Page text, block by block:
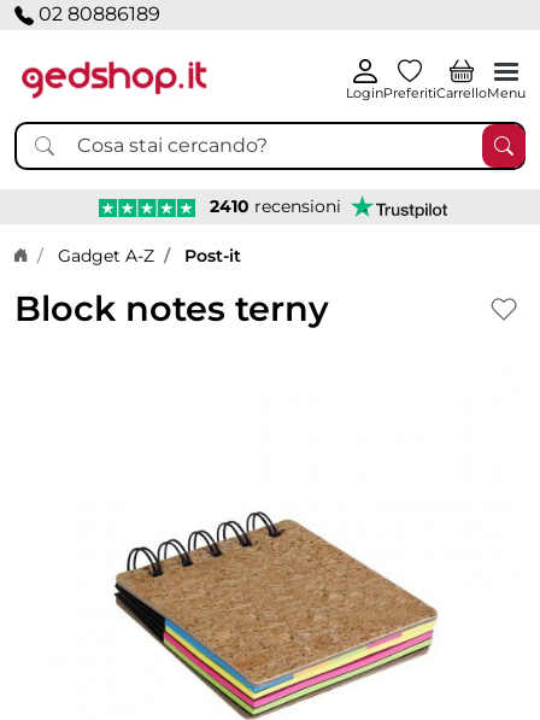
02 80886189
LoginPreferitiCarrelloMenu
2410 recensioni
Home page
Gadget A-Z Post-it
Block notes terny